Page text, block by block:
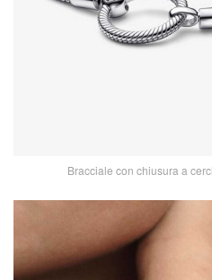
Bracciale con chiusura a